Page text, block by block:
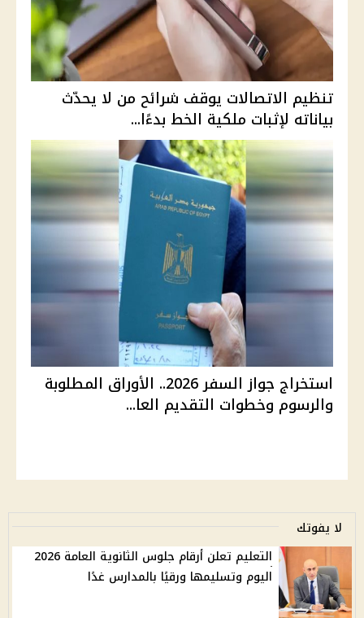
تنظيم الاتصالات يوقف شرائح من لا يحدّث
بياناته لإثبات ملكية الخط بدءًا...
استخراج جواز السفر 2026.. الأوراق المطلوبة
والرسوم وخطوات التقديم العا...
لا يفوتك
التعليم تعلن أرقام جلوس الثانوية العامة 2026
اليوم وتسليمها ورقيًا بالمدارس غدًا